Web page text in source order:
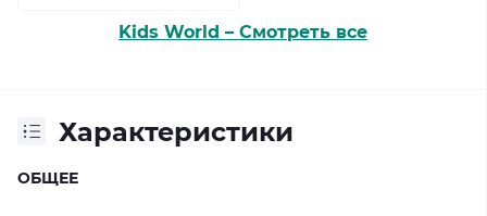
Kids World – Смотреть все
Характеристики
ОБЩЕЕ